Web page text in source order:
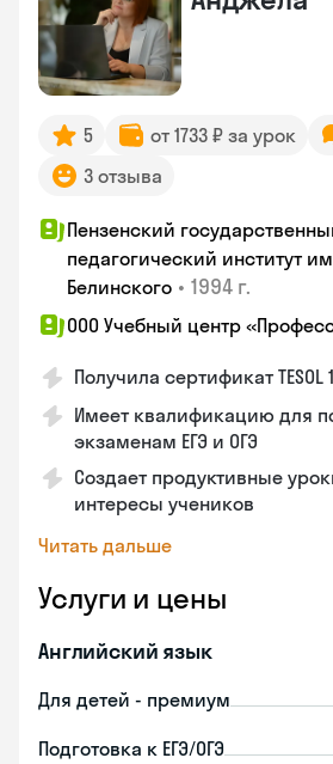
5 от 1733 ₽ за урок
3 отзыва
Пензенский
педагогический институт
Белинского • 1994 г.
ООО Учебный центр
Получила сертификат TESOL
Имеет квалификацию для
экзаменам ЕГЭ и ОГЭ
Создает продуктивные
интересы учеников
Читать дальше
Услуги и цены
Английский язык
Для детей - премиум
Подготовка к ЕГЭ/ОГЭ